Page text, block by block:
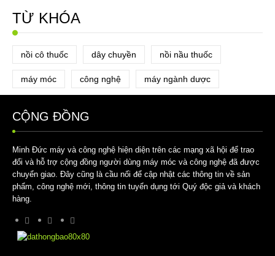
TỪ KHÓA
nồi cô thuốc dây chuyền nồi nầu thuốc
máy móc công nghệ máy ngành dược
CỘNG ĐỒNG
Minh Đức máy và công nghệ hiện diện trên các mạng xã hội để trao
đổi và hỗ trợ cộng đồng người dùng máy móc và công nghệ đã được
chuyển giao. Đây cũng là cầu nối để cập nhật các thông tin về sản
phẩm, công nghệ mới, thông tin tuyển dụng tới Quý độc giả và khách
hàng.